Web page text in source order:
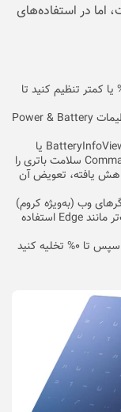
در استفاده‌های
صفحه را به ۵۰% یا کمتر تنظیم کنید تا
در ویندوز، از تنظیمات Power & Battery
با استفاده از ابزارهایی مانند BatteryInfoView یا
دستور powercfg /batteryreport در Command Prompt سلامت باتری را
یافته، تعویض آن
وب (به‌ویژه کروم)
را با افزونه‌های کمتر اجرا کرده یا از مرورگرهای سبک‌تر مانند Edge استفاده
باتری را به‌طور کامل شارژ کرده، سپس تا ۰% تخلیه کنید